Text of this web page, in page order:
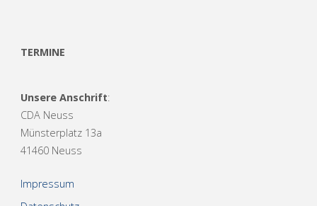
TERMINE
Unsere Anschrift:
CDA Neuss
Münsterplatz 13a
41460 Neuss
Impressum